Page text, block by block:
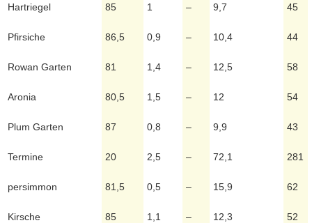
Hartriegel 85 1 – 9,7 45
Pfirsiche 86,5 0,9 – 10,4 44
Rowan Garten 81 1,4 – 12,5 58
Aronia 80,5 1,5 – 12 54
Plum Garten 87 0,8 – 9,9 43
Termine 20 2,5 – 72,1 281
persimmon 81,5 0,5 – 15,9 62
Kirsche 85 1,1 – 12,3 52